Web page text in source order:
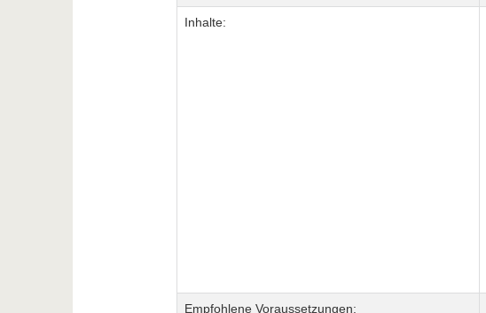
Inhalte:
Empfohlene Voraussetzungen: